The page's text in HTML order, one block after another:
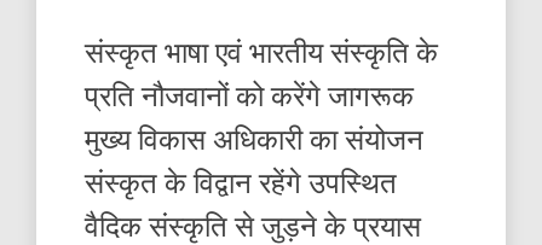
संस्कृत भाषा एवं भारतीय संस्कृति के
प्रति नौजवानों को करेंगे जागरूक
मुख्य विकास अधिकारी का संयोजन
संस्कृत के विद्वान रहेंगे उपस्थित
वैदिक संस्कृति से जुड़ने के प्रयास